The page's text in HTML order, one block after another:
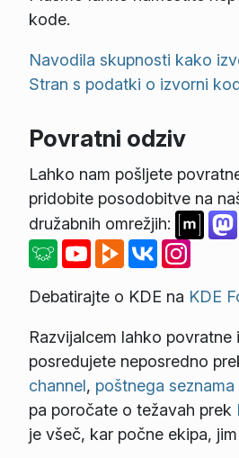
kode.
Navodila skupnosti kako
Stran s podatki o izvorni
Povratni odziv
Lahko nam pošljete
pridobite posodobitve na
družabnih omrežjih:
Debatirajte o KDE na KDE
Razvijalcem lahko povratne
posredujete neposredno
channel, poštnega
pa poročate o težavah prek
je všeč, kar počne ekipa,